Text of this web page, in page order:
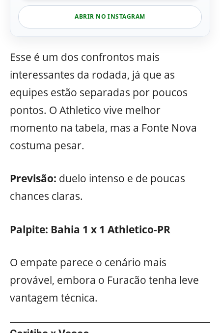
ABRIR NO INSTAGRAM
Esse é um dos confrontos mais
interessantes da rodada, já que as
equipes estão separadas por poucos
pontos. O Athletico vive melhor
momento na tabela, mas a Fonte Nova
costuma pesar.
Previsão: duelo intenso e de poucas
chances claras.
Palpite: Bahia 1 x 1 Athletico-PR
O empate parece o cenário mais
provável, embora o Furacão tenha leve
vantagem técnica.